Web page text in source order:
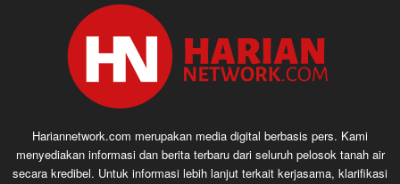
Hariannetwork.com merupakan media digital berbasis pers. Kami
menyediakan informasi dan berita terbaru dari seluruh pelosok tanah air
secara kredibel. Untuk informasi lebih lanjut terkait kerjasama, klarifikasi